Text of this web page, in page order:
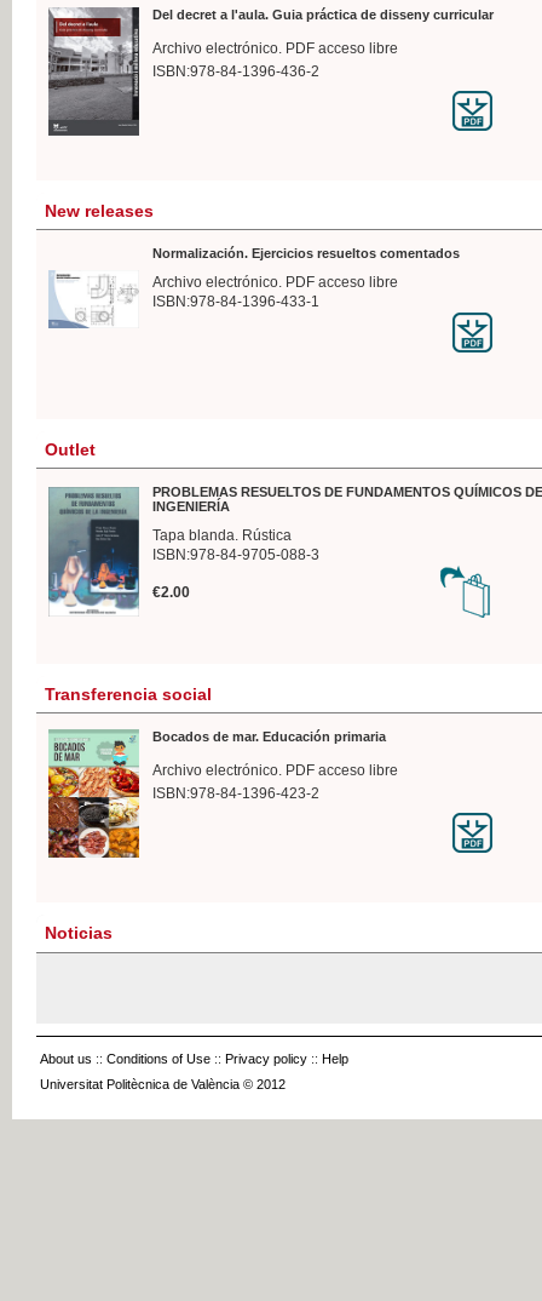
Del decret a l'aula. Guia práctica de disseny curricular
Archivo electrónico. PDF acceso libre
ISBN:978-84-1396-436-2
New releases
Normalización. Ejercicios resueltos comentados
Archivo electrónico. PDF acceso libre
ISBN:978-84-1396-433-1
Outlet
PROBLEMAS RESUELTOS DE FUNDAMENTOS QUÍMICOS
INGENIERÍA
Tapa blanda. Rústica
ISBN:978-84-9705-088-3
€2.00
Transferencia social
Bocados de mar. Educación primaria
Archivo electrónico. PDF acceso libre
ISBN:978-84-1396-423-2
Noticias
About us :: Conditions of Use :: Privacy policy :: Help
Universitat Politècnica de València © 2012